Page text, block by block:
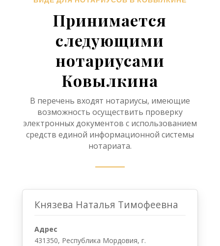
Принимается
следующими
нотариусами
Ковылкина
В перечень входят нотариусы, имеющие
возможность осуществить проверку
электронных документов с использованием
средств единой информационной системы
нотариата.
Князева Наталья Тимофеевна
Адрес
431350, Республика Мордовия, г.